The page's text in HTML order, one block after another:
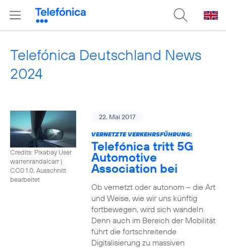
Telefónica Deutschland News
2024
Credits: Pixabay User
warrenrandalcarr|
CC0 1.0, Ausschnitt
bearbeitet
22. Mai 2017
VERNETZTE VERKEHRSFÜHRUNG:
Telefónica tritt 5G
Automotive
Association bei
Ob vernetzt oder autonom – die Art
und Weise, wie wir uns künftig
fortbewegen, wird sich wandeln.
Denn auch im Bereich der Mobilität
führt die fortschreitende
Digitalisierung zu massiven